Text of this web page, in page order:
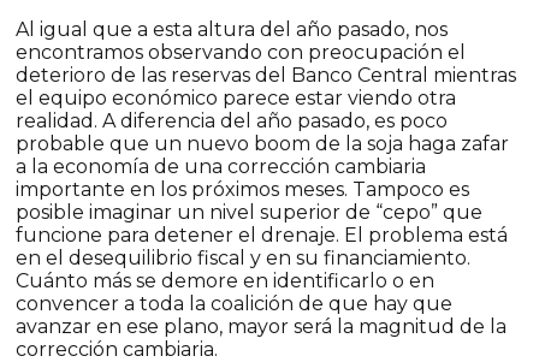
Al igual que a esta altura del año pasado, nos
encontramos observando con preocupación el
deterioro de las reservas del Banco Central mientras
el equipo económico parece estar viendo otra
realidad. A diferencia del año pasado, es poco
probable que un nuevo boom de la soja haga zafar
a la economía de una corrección cambiaria
importante en los próximos meses. Tampoco es
posible imaginar un nivel superior de “cepo” que
funcione para detener el drenaje. El problema está
en el desequilibrio fiscal y en su financiamiento.
Cuánto más se demore en identificarlo o en
convencer a toda la coalición de que hay que
avanzar en ese plano, mayor será la magnitud de la
corrección cambiaria.